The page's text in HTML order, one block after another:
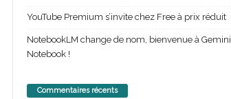
YouTube Premium s’invite chez Free à prix réduit
NotebookLM change de nom, bienvenue à Gemini
Notebook !
Commentaires récents